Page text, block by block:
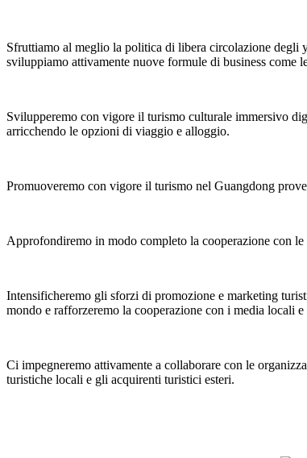
Sfruttiamo al meglio la politica di libera circolazione degli
sviluppiamo attivamente nuove formule di business come
Svilupperemo con vigore il turismo culturale immersivo
arricchendo le opzioni di viaggio e alloggio.
Promuoveremo con vigore il turismo nel Guangdong
Approfondiremo in modo completo la cooperazione con
Intensificheremo gli sforzi di promozione e marketing
mondo e rafforzeremo la cooperazione con i media locali
Ci impegneremo attivamente a collaborare con le
turistiche locali e gli acquirenti turistici esteri.